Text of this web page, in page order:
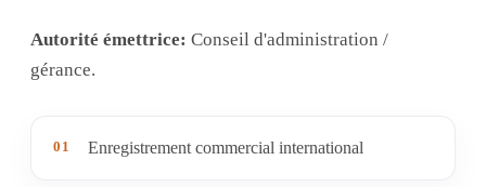
Autorité émettrice: Conseil d'administration /
gérance.
01 Enregistrement commercial international